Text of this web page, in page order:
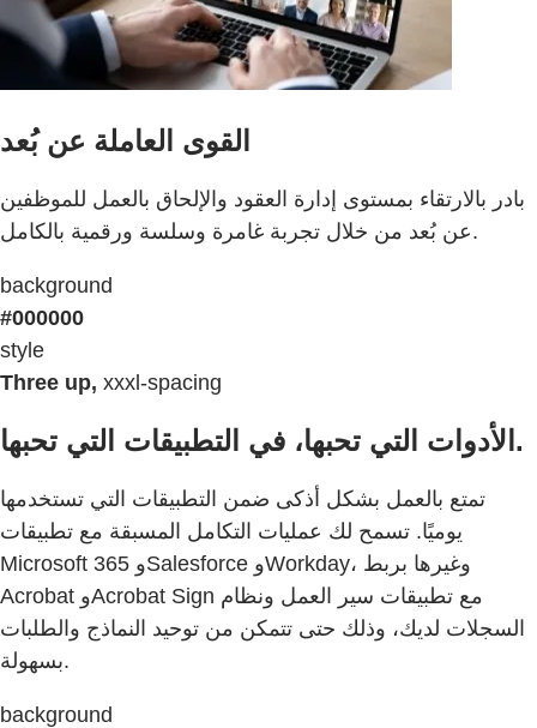
القوى العاملة عن بُعد
بادر بالارتقاء بمستوى إدارة العقود والإلحاق بالعمل للموظفين
عن بُعد من خلال تجربة غامرة وسلسة ورقمية بالكامل.
background
#000000
style
Three up, xxxl-spacing
الأدوات التي تحبها، في التطبيقات التي تحبها.
تمتع بالعمل بشكل أذكى ضمن التطبيقات التي تستخدمها
يوميًا. تسمح لك عمليات التكامل المسبقة مع تطبيقات
Microsoft 365 وSalesforce وWorkday، وغيرها بربط
Acrobat وAcrobat Sign مع تطبيقات سير العمل ونظام
السجلات لديك، وذلك حتى تتمكن من توحيد النماذج والطلبات
بسهولة.
background